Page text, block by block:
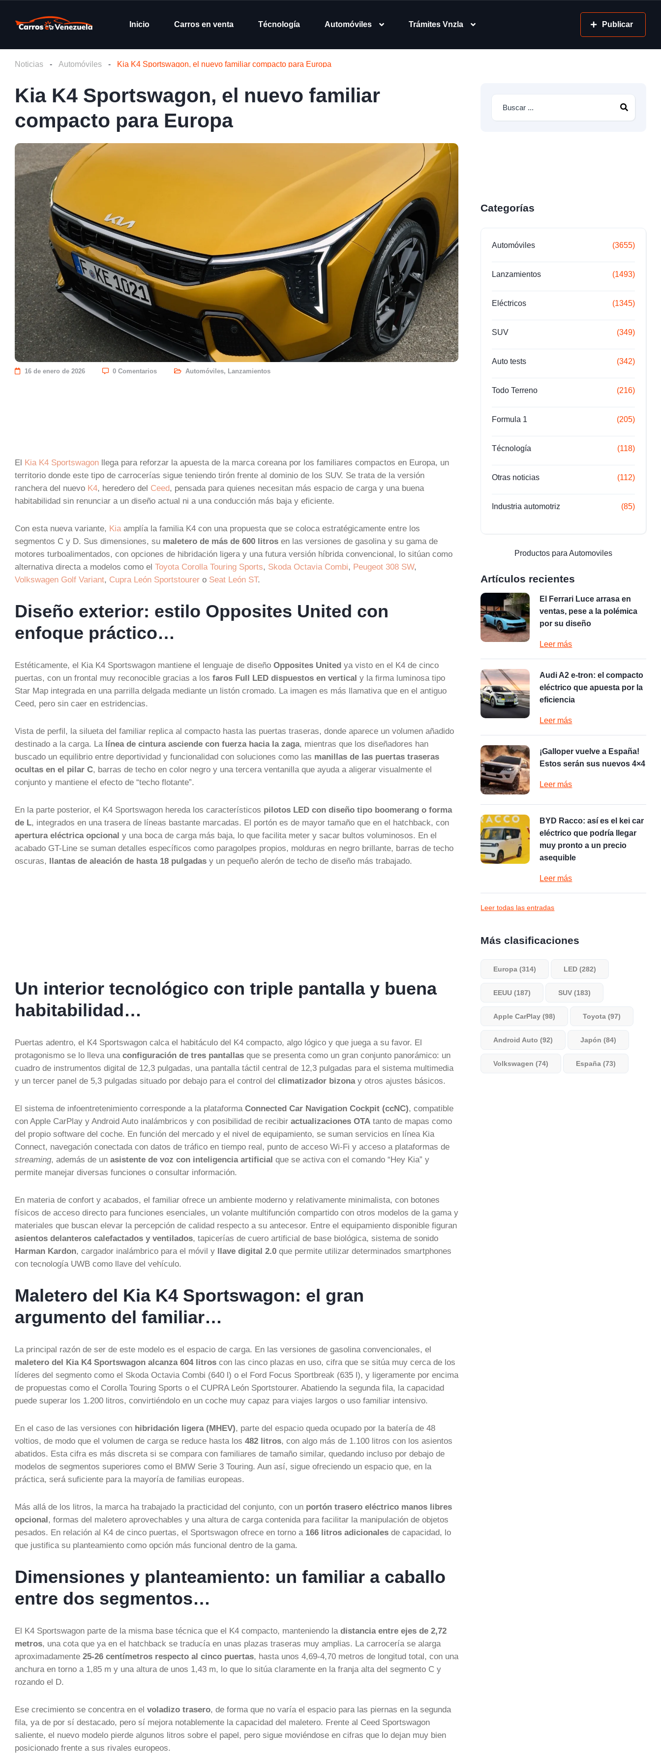
Inicio Carros en venta Técnología Automóviles Trámites Vnzla Publicar
Noticias - Automóviles - Kia K4 Sportswagon, el nuevo familiar compacto para Europa
Kia K4 Sportswagon, el nuevo familiar
compacto para Europa
16 de enero de 2026 0 Comentarios Automóviles, Lanzamientos
El Kia K4 Sportswagon llega para reforzar la apuesta de la marca coreana por los familiares compactos en Europa, un
territorio donde este tipo de carrocerías sigue teniendo tirón frente al dominio de los SUV. Se trata de la versión
ranchera del nuevo K4, heredero del Ceed, pensada para quienes necesitan más espacio de carga y una buena
habitabilidad sin renunciar a un diseño actual ni a una conducción más baja y eficiente.
Con esta nueva variante, Kia amplía la familia K4 con una propuesta que se coloca estratégicamente entre los
segmentos C y D. Sus dimensiones, su maletero de más de 600 litros en las versiones de gasolina y su gama de
motores turboalimentados, con opciones de hibridación ligera y una futura versión híbrida convencional, lo sitúan como
alternativa directa a modelos como el Toyota Corolla Touring Sports, Skoda Octavia Combi, Peugeot 308 SW,
Volkswagen Golf Variant, Cupra León Sportstourer o Seat León ST.
Diseño exterior: estilo Opposites United con
enfoque práctico…
Estéticamente, el Kia K4 Sportswagon mantiene el lenguaje de diseño Opposites United ya visto en el K4 de cinco
puertas, con un frontal muy reconocible gracias a los faros Full LED dispuestos en vertical y la firma luminosa tipo
Star Map integrada en una parrilla delgada mediante un listón cromado. La imagen es más llamativa que en el antiguo
Ceed, pero sin caer en estridencias.
Vista de perfil, la silueta del familiar replica al compacto hasta las puertas traseras, donde aparece un volumen añadido
destinado a la carga. La línea de cintura asciende con fuerza hacia la zaga, mientras que los diseñadores han
buscado un equilibrio entre deportividad y funcionalidad con soluciones como las manillas de las puertas traseras
ocultas en el pilar C, barras de techo en color negro y una tercera ventanilla que ayuda a aligerar visualmente el
conjunto y mantiene el efecto de “techo flotante”.
En la parte posterior, el K4 Sportswagon hereda los característicos pilotos LED con diseño tipo boomerang o forma
de L, integrados en una trasera de líneas bastante marcadas. El portón es de mayor tamaño que en el hatchback, con
apertura eléctrica opcional y una boca de carga más baja, lo que facilita meter y sacar bultos voluminosos. En el
acabado GT-Line se suman detalles específicos como paragolpes propios, molduras en negro brillante, barras de techo
oscuras, llantas de aleación de hasta 18 pulgadas y un pequeño alerón de techo de diseño más trabajado.
Un interior tecnológico con triple pantalla y buena
habitabilidad…
Puertas adentro, el K4 Sportswagon calca el habitáculo del K4 compacto, algo lógico y que juega a su favor. El
protagonismo se lo lleva una configuración de tres pantallas que se presenta como un gran conjunto panorámico: un
cuadro de instrumentos digital de 12,3 pulgadas, una pantalla táctil central de 12,3 pulgadas para el sistema multimedia
y un tercer panel de 5,3 pulgadas situado por debajo para el control del climatizador bizonay otros ajustes básicos.
El sistema de infoentretenimiento corresponde a la plataforma Connected Car Navigation Cockpit (ccNC), compatible
con Apple CarPlay y Android Auto inalámbricos y con posibilidad de recibir actualizaciones OTA tanto de mapas como
del propio software del coche. En función del mercado y el nivel de equipamiento, se suman servicios en línea Kia
Connect, navegación conectada con datos de tráfico en tiempo real, punto de acceso Wi-Fi y acceso a plataformas de
streaming, además de un asistente de voz con inteligencia artificial que se activa con el comando “Hey Kia” y
permite manejar diversas funciones o consultar información.
En materia de confort y acabados, el familiar ofrece un ambiente moderno y relativamente minimalista, con botones
físicos de acceso directo para funciones esenciales, un volante multifunción compartido con otros modelos de la gama y
materiales que buscan elevar la percepción de calidad respecto a su antecesor. Entre el equipamiento disponible figuran
asientos delanteros calefactados y ventilados, tapicerías de cuero artificial de base biológica, sistema de sonido
Harman Kardon, cargador inalámbrico para el móvil y llave digital 2.0 que permite utilizar determinados smartphones
con tecnología UWB como llave del vehículo.
Maletero del Kia K4 Sportswagon: el gran
argumento del familiar…
La principal razón de ser de este modelo es el espacio de carga. En las versiones de gasolina convencionales, el
maletero del Kia K4 Sportswagon alcanza 604 litros con las cinco plazas en uso, cifra que se sitúa muy cerca de los
líderes del segmento como el Skoda Octavia Combi (640 l) o el Ford Focus Sportbreak (635 l), y ligeramente por encima
de propuestas como el Corolla Touring Sports o el CUPRA León Sportstourer. Abatiendo la segunda fila, la capacidad
puede superar los 1.200 litros, convirtiéndolo en un coche muy capaz para viajes largos o uso familiar intensivo.
En el caso de las versiones con hibridación ligera (MHEV), parte del espacio queda ocupado por la batería de 48
voltios, de modo que el volumen de carga se reduce hasta los 482 litros, con algo más de 1.100 litros con los asientos
abatidos. Esta cifra es más discreta si se compara con familiares de tamaño similar, quedando incluso por debajo de
modelos de segmentos superiores como el BMW Serie 3 Touring. Aun así, sigue ofreciendo un espacio que, en la
práctica, será suficiente para la mayoría de familias europeas.
Más allá de los litros, la marca ha trabajado la practicidad del conjunto, con un portón trasero eléctrico manos libres
opcional, formas del maletero aprovechables y una altura de carga contenida para facilitar la manipulación de objetos
pesados. En relación al K4 de cinco puertas, el Sportswagon ofrece en torno a 166 litros adicionales de capacidad, lo
que justifica su planteamiento como opción más funcional dentro de la gama.
Dimensiones y planteamiento: un familiar a caballo
entre dos segmentos…
El K4 Sportswagon parte de la misma base técnica que el K4 compacto, manteniendo la distancia entre ejes de 2,72
metros, una cota que ya en el hatchback se traducía en unas plazas traseras muy amplias. La carrocería se alarga
aproximadamente 25-26 centímetros respecto al cinco puertas, hasta unos 4,69-4,70 metros de longitud total, con una
anchura en torno a 1,85 m y una altura de unos 1,43 m, lo que lo sitúa claramente en la franja alta del segmento C y
rozando el D.
Ese crecimiento se concentra en el voladizo trasero, de forma que no varía el espacio para las piernas en la segunda
fila, ya de por sí destacado, pero sí mejora notablemente la capacidad del maletero. Frente al Ceed Sportswagon
saliente, el nuevo modelo pierde algunos litros sobre el papel, pero sigue moviéndose en cifras que lo dejan muy bien
posicionado frente a sus rivales europeos.
Categorías
Automóviles (3655)
Lanzamientos (1493)
Eléctricos (1345)
SUV (349)
Auto tests (342)
Todo Terreno (216)
Formula 1 (205)
Técnología (118)
Otras noticias (112)
Industria automotriz (85)
Productos para Automoviles
Artículos recientes
El Ferrari Luce arrasa en
ventas, pese a la polémica
por su diseño
Leer más
Audi A2 e-tron: el compacto
eléctrico que apuesta por la
eficiencia
Leer más
¡Galloper vuelve a España!
Estos serán sus nuevos 4×4
Leer más
BYD Racco: así es el kei car
eléctrico que podría llegar
muy pronto a un precio
asequible
Leer más
Leer todas las entradas
Más clasificaciones
Europa (314) LED (282)
EEUU (187) SUV (183)
Apple CarPlay (98) Toyota (97)
Android Auto (92) Japón (84)
Volkswagen (74) España (73)